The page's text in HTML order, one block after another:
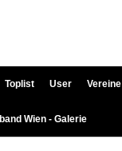
Toplist User Vereine
Wien - Galerie